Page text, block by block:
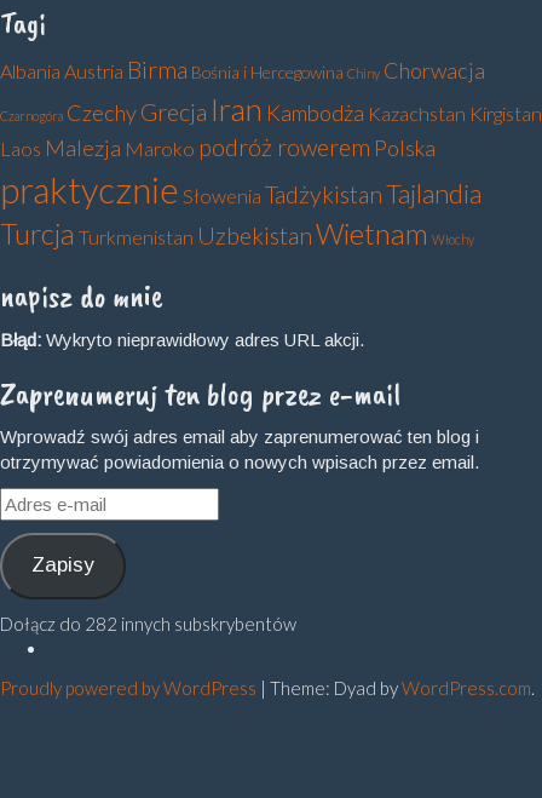
Tagi
Albania Austria Birma Bośnia i Hercegowina Chiny Chorwacja
Czarnogóra CzechyGrecja Iran Kambodża Kazachstan Kirgistan
Laos Malezja Maroko podróż rowerem Polska
praktycznie Słowenia TadżykistanTajlandia
Turcja Turkmenistan UzbekistanWietnam Włochy
napisz do mnie
Błąd: Wykryto nieprawidłowy adres URL akcji.
Zaprenumeruj ten blog przez e-mail
Wprowadź swój adres email aby zaprenumerować ten blog i
otrzymywać powiadomienia o nowych wpisach przez email.
Adres
e-
mail
Zapisy
Dołącz do 282 innych subskrybentów
Proudly powered by WordPress | Theme: Dyad byWordPress.com